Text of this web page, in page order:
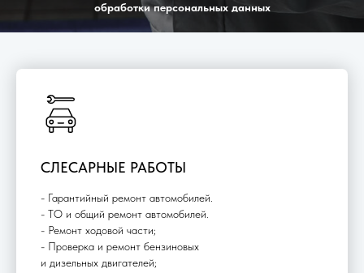
обработки персональных данных
СЛЕСАРНЫЕ РАБОТЫ
- Гарантийный ремонт автомобилей.
- ТО и общий ремонт автомобилей.
- Ремонт ходовой части;
- Проверка и ремонт бензиновых
и дизельных двигателей;